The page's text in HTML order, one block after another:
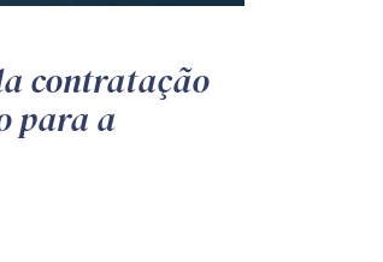
contratação
para a